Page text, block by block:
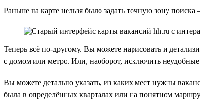
Раньше на карте нельзя было задать точную зону
Теперь всё по-другому. Вы можете нарисовать и
с домом или метро. Или, наоборот, исключить неудобные
Вы можете детально указать, из каких мест нужны
была в определённых кварталах или на понятном